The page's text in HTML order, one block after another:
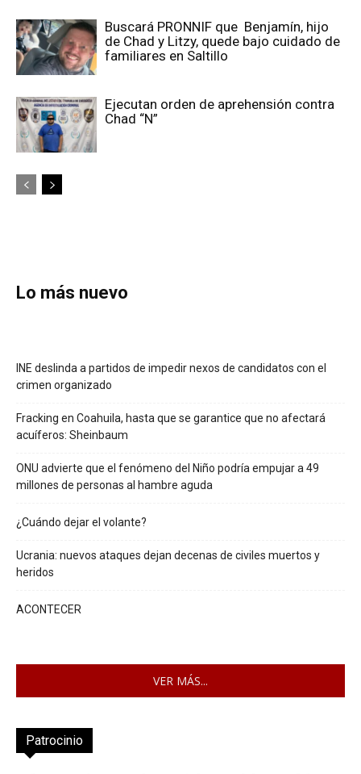
Buscará PRONNIF que Benjamín, hijo
de Chad y Litzy, quede bajo cuidado de
familiares en Saltillo
Ejecutan orden de aprehensión contra
Chad “N”
Lo más nuevo
INE deslinda a partidos de impedir nexos de candidatos con el
crimen organizado
Fracking en Coahuila, hasta que se garantice que no afectará
acuíferos: Sheinbaum
ONU advierte que el fenómeno del Niño podría empujar a 49
millones de personas al hambre aguda
¿Cuándo dejar el volante?
Ucrania: nuevos ataques dejan decenas de civiles muertos y
heridos
ACONTECER
VER MÁS...
Patrocinio